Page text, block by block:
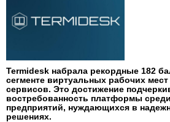
Termidesk набрала рекордные 182
сегменте виртуальных рабочих
сервисов. Это достижение
востребованность платформы
предприятий, нуждающихся в
решениях.